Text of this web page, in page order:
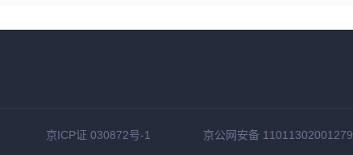
京ICP证 030872号-1 京公网安备 11011302001279